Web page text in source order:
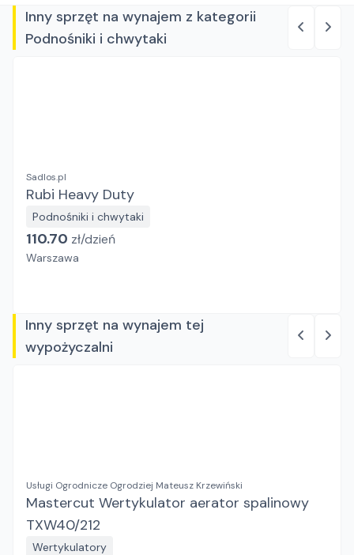
Inny sprzęt na wynajem z kategorii
Podnośniki i chwytaki
Sadlos.pl
Rubi Heavy Duty
Podnośniki i chwytaki
110.70 zł/dzień
Warszawa
Inny sprzęt na wynajem tej
wypożyczalni
Usługi Ogrodnicze Ogrodziej Mateusz Krzewiński
Mastercut Wertykulator aerator spalinowy
TXW40/212
Wertykulatory